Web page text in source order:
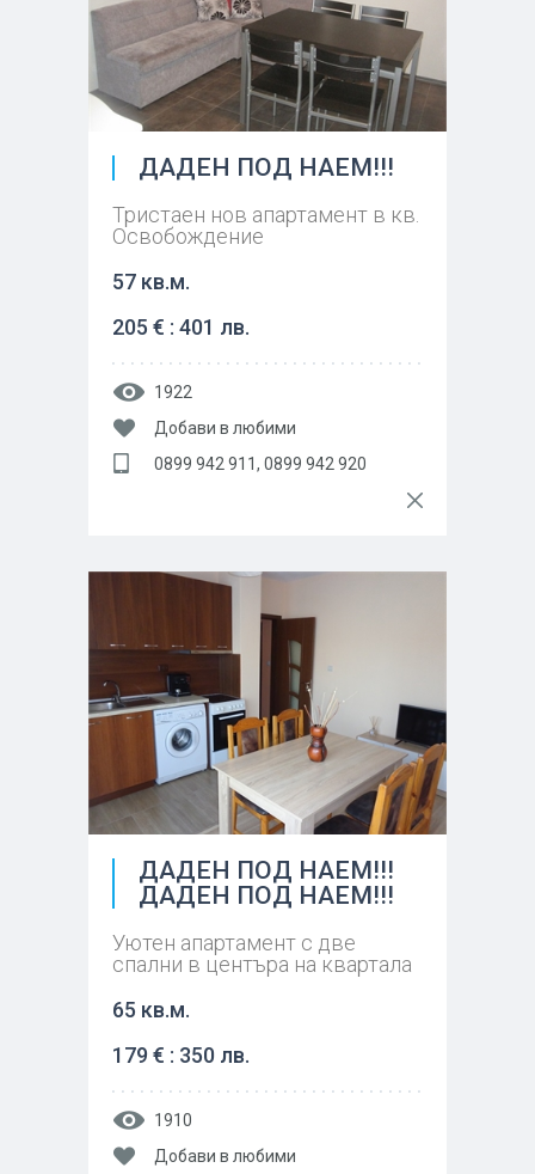
ДАДЕН ПОД НАЕМ!!!
Тристаен нов апартамент в кв.
Освобождение
57 кв.м.
205 € : 401 лв.
1922
Добави в любими
0899 942 911, 0899 942 920
ДАДЕН ПОД НАЕМ!!!
ДАДЕН ПОД НАЕМ!!!
Уютен апартамент с две
спални в центъра на квартала
65 кв.м.
179 € : 350 лв.
1910
Добави в любими